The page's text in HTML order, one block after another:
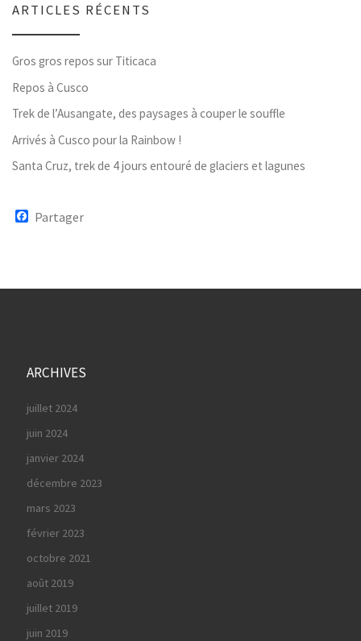
ARTICLES RÉCENTS
Gros gros repos sur Titicaca
Repos à Cusco
Trek de l’Ausangate, des paysages à couper le souffle
Arrivés à Cusco pour la Rainbow !
Santa Cruz, trek de 4 jours entouré de glaciers et lagunes
o
Partager
ARCHIVES
juillet 2024
juin 2024
janvier 2024
décembre 2023
mars 2023
février 2023
octobre 2021
août 2019
juillet 2019
juin 2019